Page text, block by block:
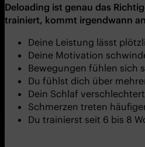
Deloading ist genau das
trainiert, kommt irgendwann
Deine Leistung lässt
Deine Motivation
Bewegungen fühlen sich
Du fühlst dich über
Dein Schlaf
Schmerzen treten
Du trainierst seit 6 bis 8